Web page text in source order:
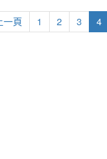
一頁 1 2 3 4